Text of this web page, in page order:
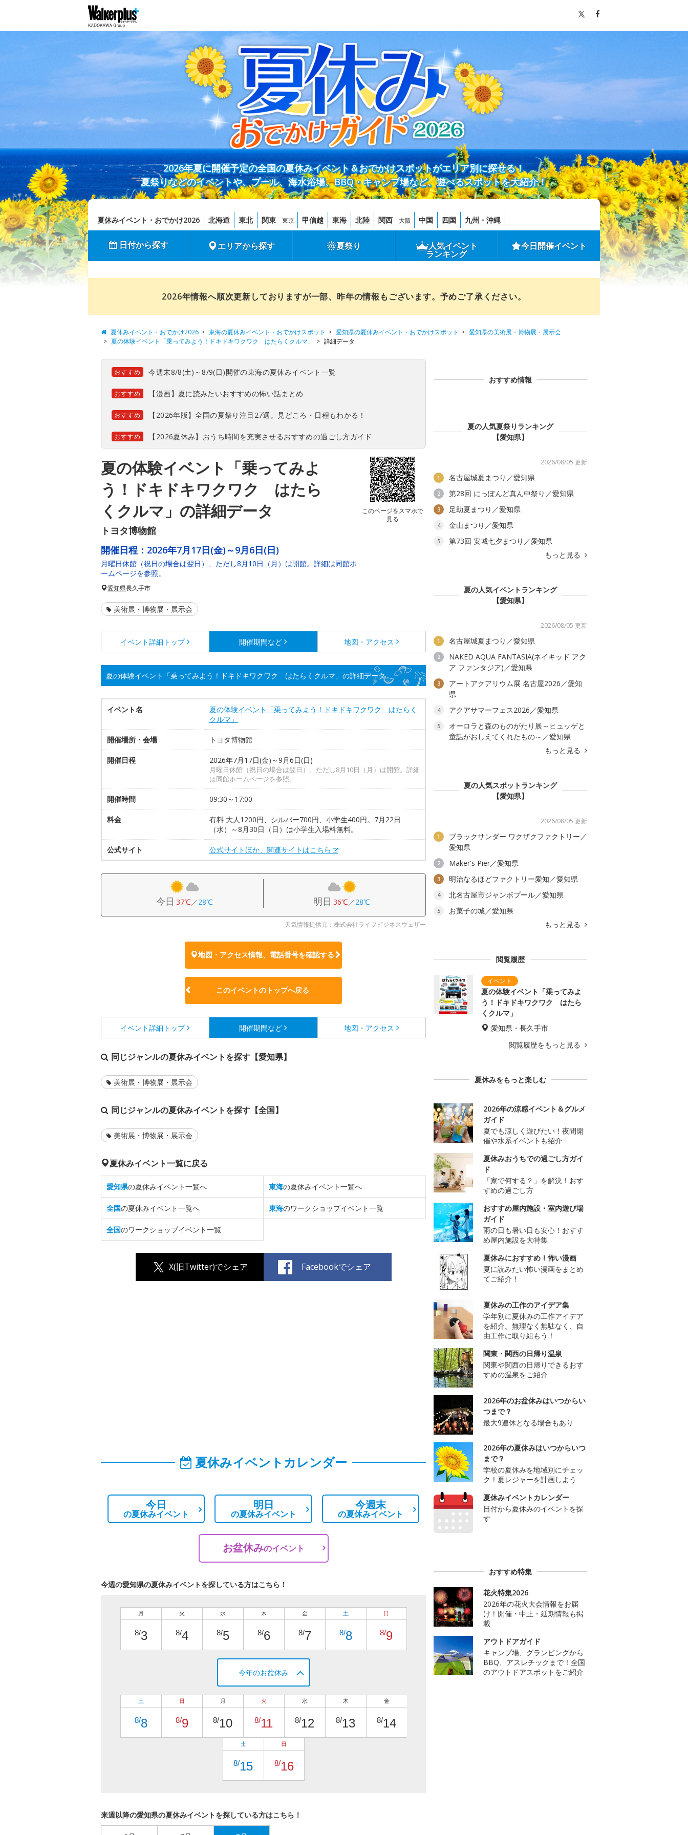
2026年夏に開催予定の全国の夏休みイベント＆おでかけスポットがエリア別に探せる！
夏祭りなどのイベントや、プール、海水浴場、BBQ・キャンプ場など、遊べるスポットを大紹介！
夏休みイベント・おでかけ2026 北海道 東北 関東 東京 甲信越 東海 北陸 関西 大阪 中国 四国 九州・沖縄
日付から探す エリアから探す 夏祭り 人気イベント
ランキング
今日開催イベント
2026年情報へ順次更新しておりますが一部、昨年の情報もございます。予めご了承ください。
夏休みイベント・おでかけ2026 東海の夏休みイベント・おでかけスポット 愛知県の夏休みイベント・おでかけスポット
愛知県の美術展・博物展・展示会
夏の体験イベント「乗ってみよう！ドキドキワクワク はたらくクルマ」
詳細データ
おすすめ 今週末8/8(土)～8/9(日)開催の東海の夏休みイベント一覧
おすすめ 【漫画】夏に読みたいおすすめの怖い話まとめ
おすすめ 【2026年版】全国の夏祭り注目27選。見どころ・日程もわかる！
おすすめ 【2026夏休み】おうち時間を充実させるおすすめの過ごし方ガイド
夏の体験イベント「乗ってみよ
う！ドキドキワクワク はたら
くクルマ」の詳細データ
トヨタ博物館
このページをスマホで
見る
開催日程： 2026年7月17日(金)～9月6日(日)
月曜日休館（祝日の場合は翌日）、ただし8月10日（月）は開館。詳細は同館ホ
ームページを参照。
愛知県長久手市
美術展・博物展・展示会
イベント詳細 トップ 開催期間など 地図・アクセス
夏の体験イベント「乗ってみよう！ドキドキワクワク はたらくクルマ」の詳細データ
イベント名
夏の体験イベント「乗ってみよう！ドキドキワクワク はたらく
クルマ」
開催場所・会場 トヨタ博物館
開催日程 2026年7月17日(金)～9月6日(日)
月曜日休館（祝日の場合は翌日）、ただし8月10日（月）は開館。詳細
は同館ホームページを参照。
開催時間 09:30～17:00
料金
有料 大人1200円、シルバー700円、小学生400円。7月22日
（水）～8月30日（日）は小学生入場料無料。
公式サイト 公式サイトほか、関連サイトはこちら
今日 37℃／28℃ 明日 36℃／28℃
天気情報提供元：株式会社ライフビジネスウェザー
地図・アクセス情報、電話番号を確認する
このイベントのトップへ戻る
イベント詳細 トップ 開催期間など 地図・アクセス
同じジャンルの夏休みイベントを探す【愛知県】
美術展・博物展・展示会
同じジャンルの夏休みイベントを探す【全国】
美術展・博物展・展示会
夏休みイベント一覧に戻る
愛知県の夏休みイベント一覧へ 東海の夏休みイベント一覧へ
全国の夏休みイベント一覧へ 東海のワークショップイベント一覧
全国のワークショップイベント一覧
X(旧Twitter)でシェア Facebookでシェア
夏休みイベントカレンダー
今日
の夏休みイベント
明日
の夏休みイベント
今週末
の夏休みイベント
お盆休みのイベント
今週の愛知県の夏休みイベントを探している方はこちら！
月
8/3
火
8/4
水
8/5
木
8/6
金
8/7
土
8/8
日
8/9
今年のお盆休み
土
8/8
日
8/9
月
8/10
火
8/11
水
8/12
木
8/13
金
8/14
土
8/15
日
8/16
来週以降の愛知県の夏休みイベントを探している方はこちら！
おすすめ情報
夏の人気夏祭りランキング
【愛知県】
2026/08/05 更新
1 名古屋城夏まつり／愛知県
2 第28回 にっぽんど真ん中祭り／愛知県
3 足助夏まつり／愛知県
4 金山まつり／愛知県
5
第73回 安城七夕まつり／愛知県
もっと見る
夏の人気イベントランキング
【愛知県】
2026/08/05 更新
1 名古屋城夏まつり／愛知県
2
NAKED AQUA FANTASIA(ネイキッド アク
ア ファンタジア)／愛知県
3
アートアクアリウム展 名古屋2026／愛知
県
4 アクアサマーフェス2026／愛知県
5
オーロラと森のものがたり展～ヒュッゲと
童話がおしえてくれたもの～／愛知県
もっと見る
夏の人気スポットランキング
【愛知県】
2026/08/05 更新
1
ブラックサンダー ワクザクファクトリー／
愛知県
2 Maker's Pier／愛知県
3 明治なるほどファクトリー愛知／愛知県
4 北名古屋市ジャンボプール／愛知県
5
お菓子の城／愛知県
もっと見る
閲覧履歴
夏の体験イベント「乗ってみよ
う！ドキドキワクワク はたら
くクルマ」
愛知県・長久手市
閲覧履歴をもっと見る
夏休みをもっと楽しむ
2026年の涼感イベント＆グルメ
ガイド
夏でも涼しく遊びたい！夜間開
催や水系イベントも紹介
夏休みおうちでの過ごし方ガイ
ド
「家で何する？」を解決！おす
すめの過ごし方
おすすめ屋内施設・室内遊び場
ガイド
雨の日も暑い日も安心！おすす
め屋内施設を大特集
夏休みにおすすめ！怖い漫画
夏に読みたい怖い漫画をまとめ
てご紹介！
夏休みの工作のアイデア集
学年別に夏休みの工作アイデア
を紹介。無理なく無駄なく、自
由工作に取り組もう！
関東・関西の日帰り温泉
関東や関西の日帰りできるおす
すめの温泉をご紹介
2026年のお盆休みはいつからい
つまで？
最大9連休となる場合もあり
2026年の夏休みはいつからいつ
まで？
学校の夏休みを地域別にチェッ
ク！夏レジャーを計画しよう
夏休みイベントカレンダー
日付から夏休みのイベントを探
す
おすすめ特集
花火特集2026
2026年の花火大会情報をお届
け！開催・中止・延期情報も掲
載
アウトドアガイド
キャンプ場、グランピングから
BBQ、アスレチックまで！全国
のアウトドアスポットをご紹介